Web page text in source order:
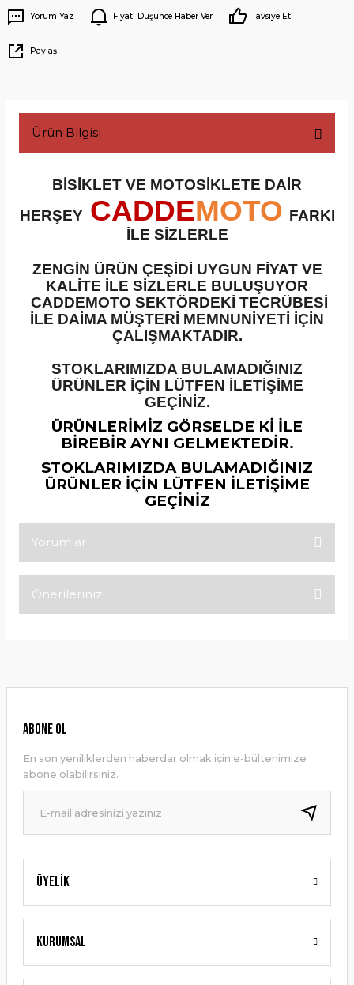
Yorum Yaz Fiyatı Düşünce Haber Ver Tavsiye Et
Paylaş
Ürün Bilgisi
BİSİKLET VE MOTOSİKLETE DAİR
HERŞEY CADDEMOTO FARKI
İLE SİZLERLE
ZENGİN ÜRÜN ÇEŞİDİ UYGUN FİYAT VE
KALİTE İLE SİZLERLE BULUŞUYOR
CADDEMOTO SEKTÖRDEKİ TECRÜBESİ
İLE DAİMA MÜŞTERİ MEMNUNİYETİ İÇİN
ÇALIŞMAKTADIR.
STOKLARIMIZDA BULAMADIĞINIZ
ÜRÜNLER İÇİN LÜTFEN İLETİŞİME
GEÇİNİZ.
ÜRÜNLERİMİZ GÖRSELDE Kİ İLE
BİREBİR AYNI GELMEKTEDİR.
STOKLARIMIZDA BULAMADIĞINIZ
ÜRÜNLER İÇİN LÜTFEN İLETİŞİME
GEÇİNİZ
Yorumlar
Önerileriniz
Ürün resmi kalitesiz, bozuk veya görüntülenemiyor.
Ürün bilgilerinde hatalar bulunuyor.
Ürün fiyatı diğer sitelerden daha pahalı.
Bu ürüne benzer farklı alternatifler olmalı.
Gönder
Üyelik
Kurumsal
ABONE OL
En son yeniliklerden haberdar olmak için e-bültenimize
abone olabilirsiniz.